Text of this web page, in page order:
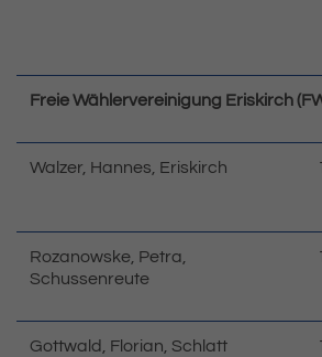
Freie Wählervereinigung Eriskirch
Walzer, Hannes, Eriskirch
Rozanowske, Petra,
Schussenreute
Gottwald, Florian, Schlatt